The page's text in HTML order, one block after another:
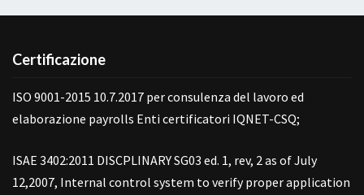
Certificazione
ISO 9001-2015 10.7.2017 per consulenza del lavoro ed
elaborazione payrolls Enti certificatori IQNET-CSQ;
ISAE 3402:2011 DISCPLINARY SG03 ed. 1, rev, 2 as of July
12,2007, Internal control system to verify proper application